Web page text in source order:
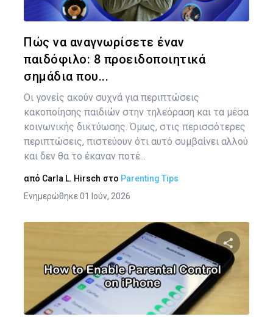
Πώς να αναγνωρίσετε έναν
παιδόφιλο: 8 προειδοποιητικά
σημάδια που...
Οι γονείς ακούν συχνά για περιπτώσεις
κακοποίησης παιδιών στην τηλεόραση και τα μέσα
κοινωνικής δικτύωσης. Όμως, στις περισσότερες
περιπτώσεις, πιστεύουν ότι αυτό συμβαίνει αλλού
και δεν θα το έκαναν ποτέ...
από Carla L. Hirsch στο Parenting Tips
Ενημερώθηκε 01 Ιούν, 2026